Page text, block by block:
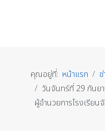
คุณอยู่ที่: หน้าแรก
วันจันทร์ที่ 29 กันย
ผู้อำนวยการโรงเรีย